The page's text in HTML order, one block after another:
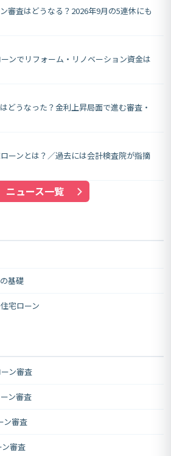
審査はどうなる？2026年9月の5連休にも
ンでリフォーム・リノベーション資金は
どうなった？金利上昇局面で進む審査・
ーンとは？／過去には会計検査院が指摘
ニュース一覧
基礎
宅ローン
ン審査
ン審査
ン審査
ン審査